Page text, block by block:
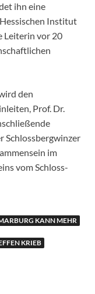
ihn eine
Institut
Leiterin vor 20
den
Prof. Dr.
Schlossbergwinzer
im
vom Schloss-
KANN MEHR
KRIEB